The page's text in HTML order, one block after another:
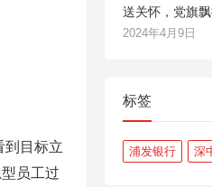
到目标立
员工过
送关怀，党旗
2024年4月9日
标签
浦发银行 深